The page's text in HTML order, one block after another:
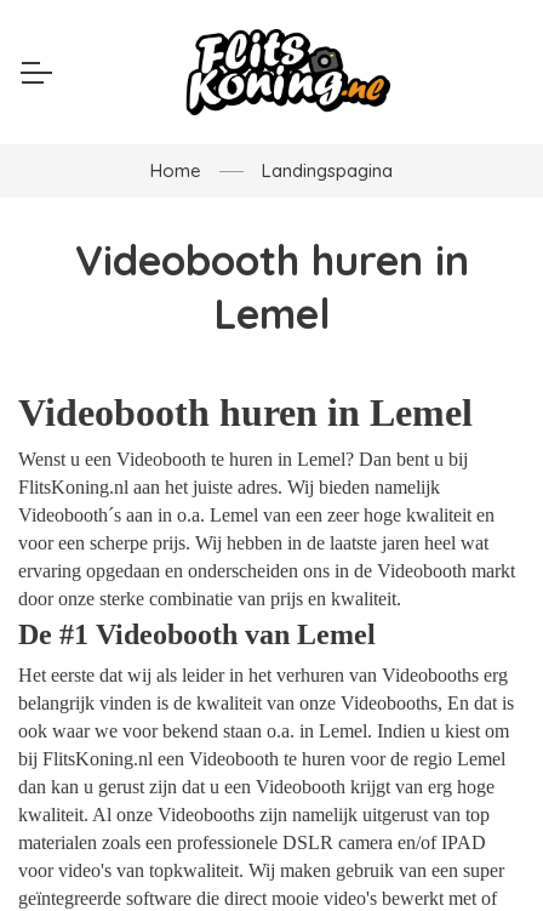
Home Landingspagina
Videobooth huren in
Lemel
Videobooth huren in Lemel
Wenst u een Videobooth te huren in Lemel? Dan bent u bij
FlitsKoning.nl aan het juiste adres. Wij bieden namelijk
Videobooth´s aan in o.a. Lemel van een zeer hoge kwaliteit en
voor een scherpe prijs. Wij hebben in de laatste jaren heel wat
ervaring opgedaan en onderscheiden ons in de Videobooth markt
door onze sterke combinatie van prijs en kwaliteit.
De #1 Videobooth van Lemel
Het eerste dat wij als leider in het verhuren van Videobooths erg
belangrijk vinden is de kwaliteit van onze Videobooths, En dat is
ook waar we voor bekend staan o.a. in Lemel. Indien u kiest om
bij FlitsKoning.nl een Videobooth te huren voor de regio Lemel
dan kan u gerust zijn dat u een Videobooth krijgt van erg hoge
kwaliteit. Al onze Videobooths zijn namelijk uitgerust van top
materialen zoals een professionele DSLR camera en/of IPAD
voor video's van topkwaliteit. Wij maken gebruik van een super
geïntegreerde software die direct mooie video's bewerkt met of